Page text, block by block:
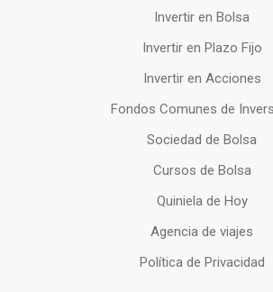
Invertir en Bolsa
Invertir en Plazo Fijo
Invertir en Acciones
Fondos Comunes de
Sociedad de Bolsa
Cursos de Bolsa
Quiniela de Hoy
Agencia de viajes
Política de Privacidad